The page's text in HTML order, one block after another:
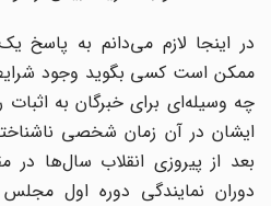
در اینجا لازم می‌‌دانم به پاسخ یک
ممکن است کسی بگوید وجود شرایط
چه وسیله‌‌ای برای خبرگان به
ایشان در آن زمان شخصی
بعد از پیروزی انقلاب سال‌‌ها در
دوران نمایندگی دوره‌ اول مجلس